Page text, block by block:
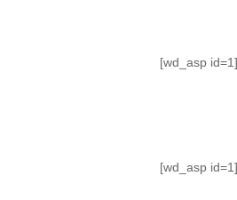
[wd_asp id=1]
[wd_asp id=1]